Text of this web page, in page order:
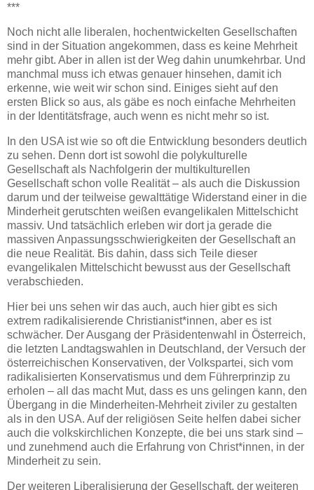
***
Noch nicht alle liberalen, hochentwickelten Gesellschaften
sind in der Situation angekommen, dass es keine Mehrheit
mehr gibt. Aber in allen ist der Weg dahin unumkehrbar. Und
manchmal muss ich etwas genauer hinsehen, damit ich
erkenne, wie weit wir schon sind. Einiges sieht auf den
ersten Blick so aus, als gäbe es noch einfache Mehrheiten
in der Identitätsfrage, auch wenn es nicht mehr so ist.
In den USA ist wie so oft die Entwicklung besonders deutlich
zu sehen. Denn dort ist sowohl die polykulturelle
Gesellschaft als Nachfolgerin der multikulturellen
Gesellschaft schon volle Realität – als auch die Diskussion
darum und der teilweise gewalttätige Widerstand einer in die
Minderheit gerutschten weißen evangelikalen Mittelschicht
massiv. Und tatsächlich erleben wir dort ja gerade die
massiven Anpassungsschwierigkeiten der Gesellschaft an
die neue Realität. Bis dahin, dass sich Teile dieser
evangelikalen Mittelschicht bewusst aus der Gesellschaft
verabschieden.
Hier bei uns sehen wir das auch, auch hier gibt es sich
extrem radikalisierende Christianist*innen, aber es ist
schwächer. Der Ausgang der Präsidentenwahl in Österreich,
die letzten Landtagswahlen in Deutschland, der Versuch der
österreichischen Konservativen, der Volkspartei, sich vom
radikalisierten Konservatismus und dem Führerprinzip zu
erholen – all das macht Mut, dass es uns gelingen kann, den
Übergang in die Minderheiten-Mehrheit ziviler zu gestalten
als in den USA. Auf der religiösen Seite helfen dabei sicher
auch die volkskirchlichen Konzepte, die bei uns stark sind –
und zunehmend auch die Erfahrung von Christ*innen, in der
Minderheit zu sein.
Der weiteren Liberalisierung der Gesellschaft, der weiteren